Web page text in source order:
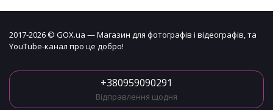
2017-2026 © GOX.ua — Магазин для фотографів і відеографів, та
YouTube-канал про це добро!
+380959090291
Відправлення щодня